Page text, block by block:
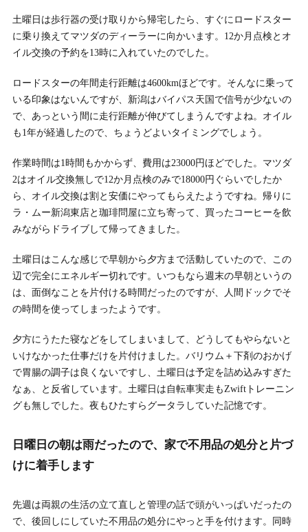
土曜日は歩行器の受け取りから帰宅したら、すぐにロードスター
に乗り換えてマツダのディーラーに向かいます。12か月点検とオ
イル交換の予約を13時に入れていたのでした。
ロードスターの年間走行距離は4600kmほどです。そんなに乗って
いる印象はないんですが、新潟はバイパス天国で信号が少ないの
で、あっという間に走行距離が伸びてしまうんですよね。オイル
も1年が経過したので、ちょうどよいタイミングでしょう。
作業時間は1時間もかからず、費用は23000円ほどでした。マツダ
2はオイル交換無しで12か月点検のみで18000円ぐらいでしたか
ら、オイル交換は割と安価にやってもらえたようですね。帰りに
ラ・ムー新潟東店と珈琲問屋に立ち寄って、買ったコーヒーを飲
みながらドライブして帰ってきました。
土曜日はこんな感じで早朝から夕方まで活動していたので、この
辺で完全にエネルギー切れです。いつもなら週末の早朝というの
は、面倒なことを片付ける時間だったのですが、人間ドックでそ
の時間を使ってしまったようです。
夕方にうたた寝などをしてしまいまして、どうしてもやらないと
いけなかった仕事だけを片付けました。バリウム＋下剤のおかげ
で胃腸の調子は良くないですし、土曜日は予定を詰め込みすぎた
なぁ、と反省しています。土曜日は自転車実走もZwiftトレーニン
グも無しでした。夜もひたすらグータラしていた記憶です。
日曜日の朝は雨だったので、家で不用品の処分と片づ
けに着手します
先週は両親の生活の立て直しと管理の話で頭がいっぱいだったの
で、後回しにしていた不用品の処分にやっと手を付けます。同時